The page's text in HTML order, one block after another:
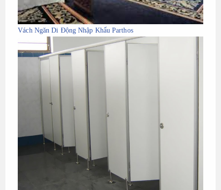
Vách Ngăn Di Động Nhập Khẩu Parthos